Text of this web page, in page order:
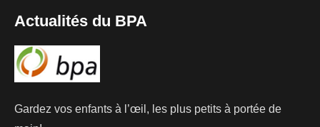
Actualités du BPA
Gardez vos enfants à l’œil, les plus petits à portée de